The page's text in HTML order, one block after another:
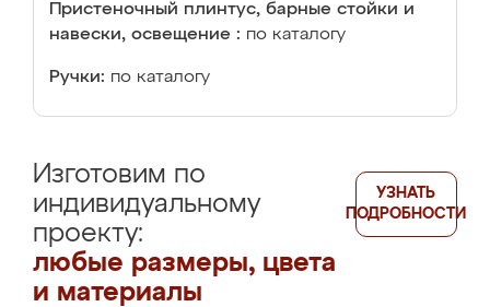
Пристеночный плинтус, барные стойки и
навески, освещение : по каталогу
Ручки: по каталогу
Изготовим по
индивидуальному
проекту:
любые размеры, цвета
и материалы
УЗНАТЬ
ПОДРОБНОСТИ